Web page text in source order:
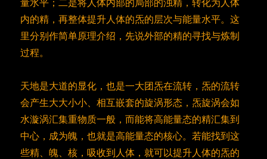
内的精，再整体提升人体的炁的层次与能量水平。这
里分别作简单原理介绍，先说外部的精的寻找与炼制
过程。
天地是大道的显化，也是一大团炁在流转，炁的流转
会产生大大小小、相互嵌套的旋涡形态，炁旋涡会如
水漩涡汇集重物质一般，而能将高能量态的精汇集到
中心，成为魄，也就是高能量态的核心。若能找到这
些精、魄、核，吸收到人体，就可以提升人体的炁的